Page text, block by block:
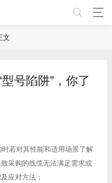
文
号陷阱”，你了
若对其性能和适用场景了解
采购的线缆无法满足需求或
应对方法：